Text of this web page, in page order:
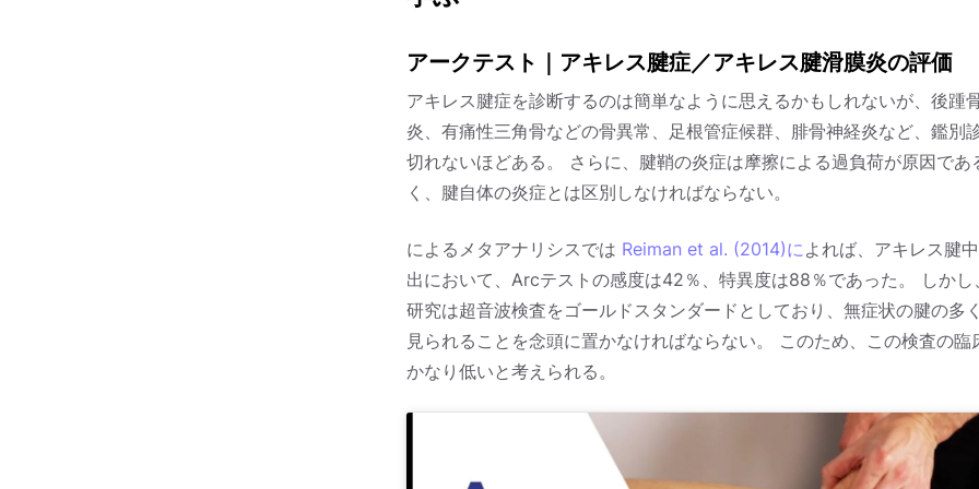
アークテスト｜アキレス腱症／アキレス腱滑膜炎の評価
アキレス腱症を診断するのは簡単なように思えるかもしれないが、後踵
炎、有痛性三角骨などの骨異常、足根管症候群、腓骨神経炎など、鑑別
切れないほどある。 さらに、腱鞘の炎症は摩擦による過負荷が原因であ
く、腱自体の炎症とは区別しなければならない。
によるメタアナリシスでは Reiman et al. (2014)に よれば、アキレス腱
出において、Arcテストの感度は42％、特異度は88％であった。 しかし
研究は超音波検査をゴールドスタンダードとしており、無症状の腱の多
見られることを念頭に置かなければならない。 このため、この検査の臨
かなり低いと考えられる。